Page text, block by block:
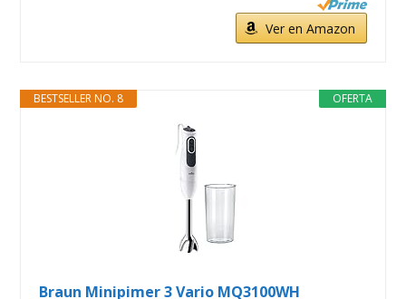
Ver en Amazon
OFERTA
BESTSELLER NO. 8
Braun Minipimer 3 Vario MQ3100WH